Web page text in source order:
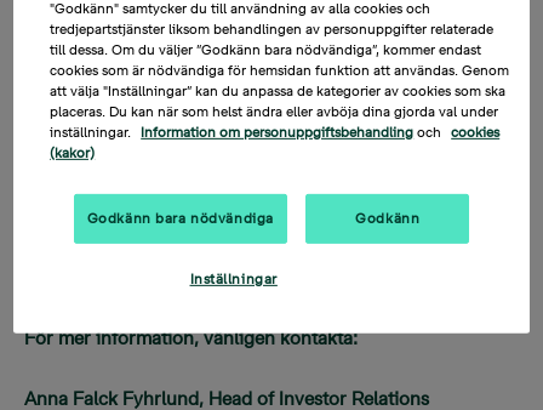
Rapporten presenteras på engelska av Peter Wallin, VD
och koncernchef, och Jon Johnsson, vice VD och CFO.
Följ den webbsända presentationen direkt här:
https://qcnl.tv/p/aGP-TWE5lsRyRCcQviWBig
För att ställa frågor, delta via den webbsända
Presentationsmaterialet och en inspelad version av
För mer information, vänligen kontakta:
Anna Falck Fyhrlund, Head of Investor Relations
"Godkänn" samtycker du till användning av alla cookies och
tredjepartstjänster liksom behandlingen av personuppgifter relaterade
till dessa. Om du väljer ”Godkänn bara nödvändiga”, kommer endast
cookies som är nödvändiga för hemsidan funktion att användas. Genom
att välja "Inställningar” kan du anpassa de kategorier av cookies som ska
placeras. Du kan när som helst ändra eller avböja dina gjorda val under
inställningar.
Information om personuppgiftsbehandling och
cookies
(kakor)
Godkänn bara nödvändiga Godkänn
Inställningar